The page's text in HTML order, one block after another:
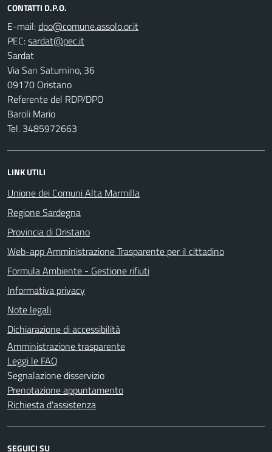
CONTATTI D.P.O.
E-mail:
PEC:
Sardat
Via San Saturnino, 36
09170 Oristano
Referente del RDP/DPO
Baroli Mario
Tel. 3485972663
LINK UTILI
Unione dei Comuni Alta Marmilla
Regione Sardegna
Provincia di Oristano
Web-app Amministrazione Trasparente per il cittadino
Formula Ambiente - Gestione rifiuti
Informativa privacy
Note legali
Dichiarazione di accessibilità
Amministrazione trasparente
Leggi le FAQ
Segnalazione disservizio
Prenotazione appuntamento
Richiesta d'assistenza
SEGUICI SU